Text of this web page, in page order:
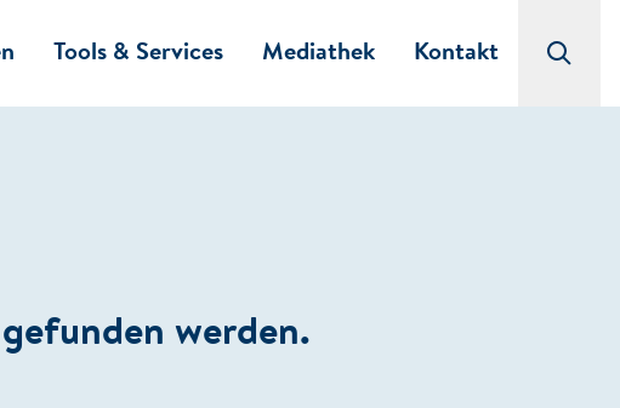
Tools & Services Mediathek Kontakt
werden.